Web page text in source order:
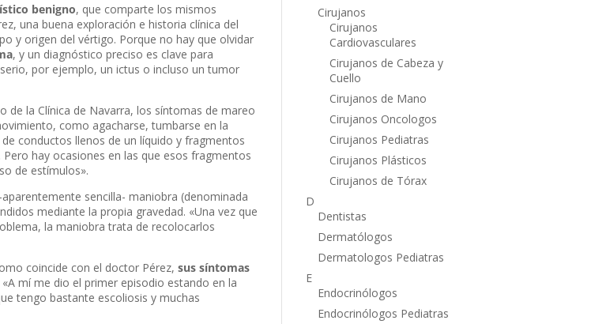
benigno, que comparte los mismos
una buena exploración e historia clínica del
y origen del vértigo. Porque no hay que olvidar
, y un diagnóstico preciso es clave para
por ejemplo, un ictus o incluso un tumor
de la Clínica de Navarra, los síntomas de mareo
como agacharse, tumbarse en la
conductos llenos de un líquido y fragmentos
hay ocasiones en las que esos fragmentos
de estímulos».
sencilla- maniobra (denominada
mediante la propia gravedad. «Una vez que
la maniobra trata de recolocarlos
coincide con el doctor Pérez, sus síntomas
«A mí me dio el primer episodio estando en la
tengo bastante escoliosis y muchas
Cirujanos
Cirujanos
Cardiovasculares
Cirujanos de Cabeza y
Cuello
Cirujanos de Mano
Cirujanos Oncologos
Cirujanos Pediatras
Cirujanos Plásticos
Cirujanos de Tórax
D
Dentistas
Dermatólogos
Dermatologos Pediatras
E
Endocrinólogos
Endocrinólogos Pediatras